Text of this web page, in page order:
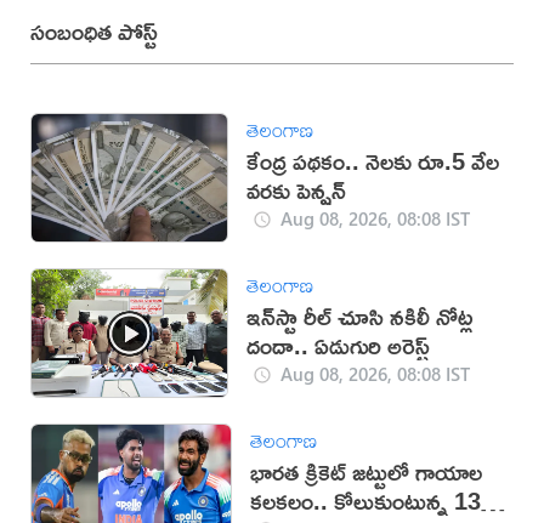
సంబంధిత పోస్ట్
తెలంగాణ
కేంద్ర పథకం.. నెలకు రూ.5 వేల
వరకు పెన్షన్
Aug 08, 2026, 08:08 IST
తెలంగాణ
ఇన్‌స్టా రీల్ చూసి నకిలీ నోట్ల
దందా.. ఏడుగురి అరెస్ట్
Aug 08, 2026, 08:08 IST
తెలంగాణ
భారత క్రికెట్ జట్టులో గాయాల
కలకలం.. కోలుకుంటున్న 13